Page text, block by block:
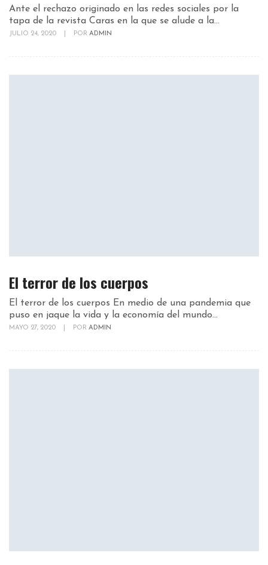
Ante el rechazo originado en las redes sociales por la
tapa de la revista Caras en la que se alude a la...
JULIO 24, 2020 POR ADMIN
El terror de los cuerpos
El terror de los cuerpos En medio de una pandemia que
puso en jaque la vida y la economía del mundo...
MAYO 27, 2020 POR ADMIN